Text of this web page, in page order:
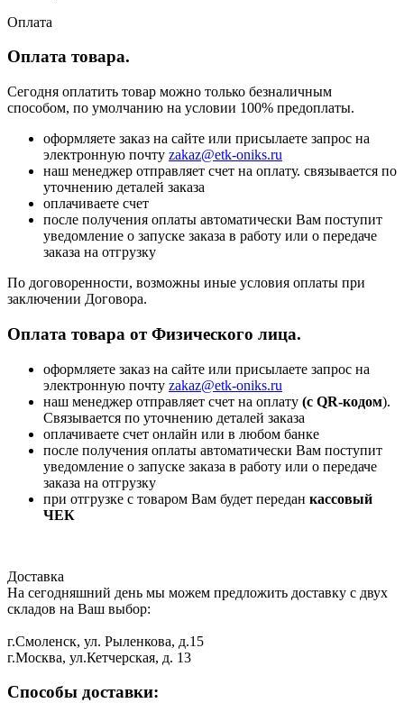
Оплата
Оплата товара.
Сегодня оплатить товар можно только безналичным
способом, по умолчанию на условии 100% предоплаты.
оформляете заказ на сайте или присылаете запрос на
электронную почту zakaz@etk-oniks.ru
наш менеджер отправляет счет на оплату. связывается по
уточнению деталей заказа
оплачиваете счет
после получения оплаты автоматически Вам поступит
уведомление о запуске заказа в работу или о передаче
заказа на отгрузку
По договоренности, возможны иные условия оплаты при
заключении Договора.
Оплата товара от Физического лица.
оформляете заказ на сайте или присылаете запрос на
электронную почту zakaz@etk-oniks.ru
наш менеджер отправляет счет на оплату (с QR-кодом).
Связывается по уточнению деталей заказа
оплачиваете счет онлайн или в любом банке
после получения оплаты автоматически Вам поступит
уведомление о запуске заказа в работу или о передаче
заказа на отгрузку
при отгрузке с товаром Вам будет передан кассовый
ЧЕК
Доставка
На сегодняшний день мы можем предложить доставку с двух
складов на Ваш выбор:
г.Смоленск, ул. Рыленкова, д.15
г.Москва, ул.Кетчерская, д. 13
Способы доставки: